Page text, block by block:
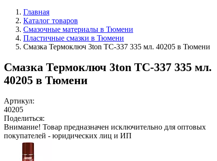
Главная
Каталог товаров
Смазочные материалы в Тюмени
Пластичные смазки в Тюмени
Смазка Термоключ 3ton TC-337 335 мл. 40205 в Тюмени
Смазка Термоключ 3ton TC-337 335 мл.
40205 в Тюмени
Артикул:
40205
Поделиться:
Внимание! Товар предназначен исключительно для оптовых
покупателей - юридических лиц и ИП